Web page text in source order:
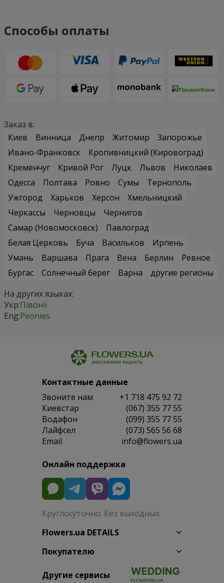
Способы оплаты
Заказ в:
Киев
Винница Днепр Житомир
Запорожье
Ивано-Франковск
Кропивницкий (Кировоград)
Кременчуг
Кривой Рог Луцк Львов
Николаев
Одесса
Полтава Ровно Сумы
Тернополь
Ужгород
Харьков Херсон
Хмельницкий
Черкассы
Черновцы
Чернигов
Самар (Новомосковск)
Павлоград
Белая Церковь
Буча Васильков
Ирпень
Умань
Варшава Прага Вена Берлин
Ревное
Бургас
Солнечный берег Варна
другие регионы
На других языках:
Укр:Півонії
Eng:Peonies
Контактные данные
Звоните нам
+1 718 475 92 72
Киевстар
(067) 355 77 55
Водафон
(099) 355 77 55
Лайфсел
(073) 565 56 68
Email
info@flowers.ua
Онлайн поддержка
Круглосуточно. Без выходных
Flowers.ua DETAILS
Покупателю
Другие сервисы